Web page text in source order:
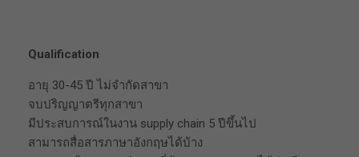
Qualification
อายุ 30-45 ปี ไม่จำกัดสาขา
จบปริญญาตรีทุกสาขา
มีประสบการณ์ในงาน supply chain 5 ปีขึ้นไป
สามารถสื่อสารภาษาอังกฤษได้บ้าง